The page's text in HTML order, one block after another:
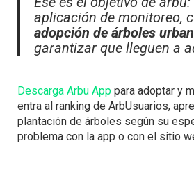
aplicación de monitoreo,
adopción de árboles
garantizar que lleguen a
Descarga Arbu App para adoptar y
entra al ranking de ArbUsuarios,
plantación de árboles según su
problema con la app o con el sitio